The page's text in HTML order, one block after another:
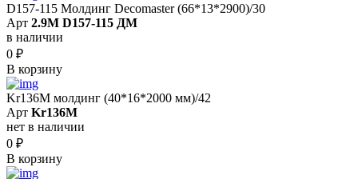
D157-115 Молдинг Decomaster (66*13*2900)/30
Арт 2.9M D157-115 ДМ
в наличии
0 ₽
В корзину
Kr136M молдинг (40*16*2000 мм)/42
Арт Kr136M
нет в наличии
0 ₽
В корзину